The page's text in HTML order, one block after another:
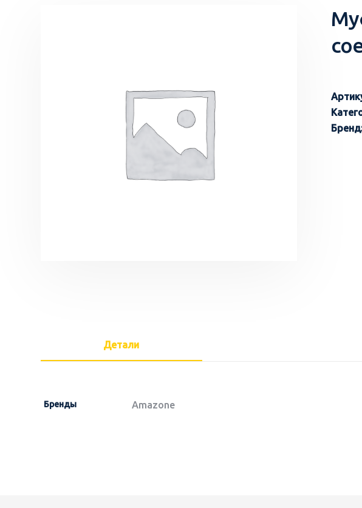
Детали
Бренды Amazone